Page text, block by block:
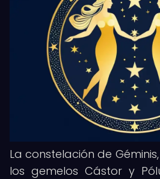
La constelación de
los gemelos Cástor y